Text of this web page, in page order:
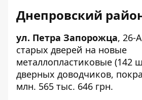
Днепровский
ул. Петра Запорожца, 26-А
старых дверей на новые
металлопластиковые (142
дверных доводчиков,
млн. 565 тыс. 646 грн.